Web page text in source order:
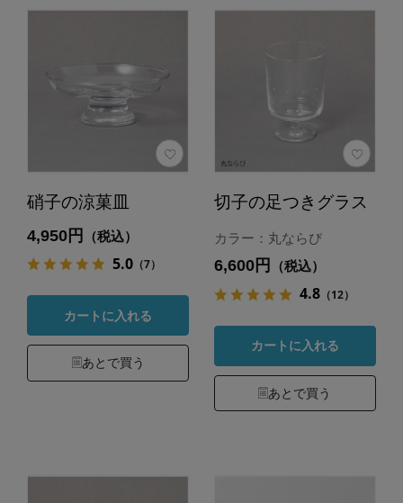
硝子の涼菓皿
4,950円 （税込）
5.0（7）
カートに入れる
あとで買う
切子の足つきグラス
カラー：丸ならび
6,600円 （税込）
4.8（12）
カートに入れる
あとで買う